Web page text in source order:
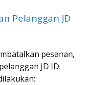
Pelanggan JD
pesanan,
JD ID.